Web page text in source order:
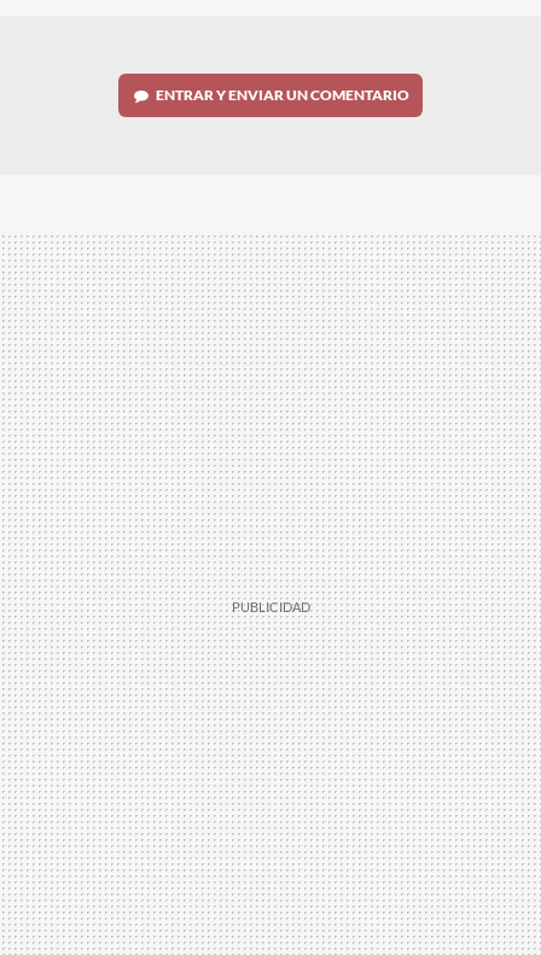
ENTRAR Y ENVIAR UN COMENTARIO